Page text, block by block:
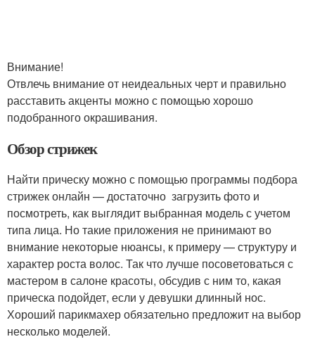
Внимание!
Отвлечь внимание от неидеальных черт и правильно
расставить акценты можно с помощью хорошо
подобранного окрашивания.
Обзор стрижек
Найти прическу можно с помощью программы подбора
стрижек онлайн — достаточно загрузить фото и
посмотреть, как выглядит выбранная модель с учетом
типа лица. Но такие приложения не принимают во
внимание некоторые нюансы, к примеру — структуру и
характер роста волос. Так что лучше посоветоваться с
мастером в салоне красоты, обсудив с ним то, какая
прическа подойдет, если у девушки длинный нос.
Хороший парикмахер обязательно предложит на выбор
несколько моделей.